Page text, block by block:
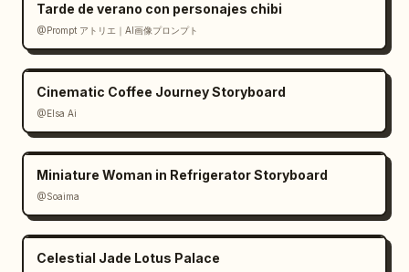
la cuadrícula; mantener el proceso
Tarde de verano con personajes chibi
@Prompt アトリエ｜AI画像プロンプト
Cinematic Coffee Journey Storyboard
@Elsa Ai
Miniature Woman in Refrigerator Storyboard
@Soaima
Celestial Jade Lotus Palace